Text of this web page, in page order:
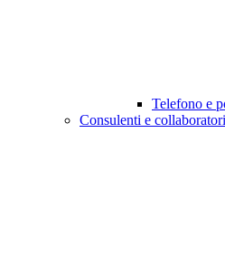
Telefono e
Consulenti e collaboratori